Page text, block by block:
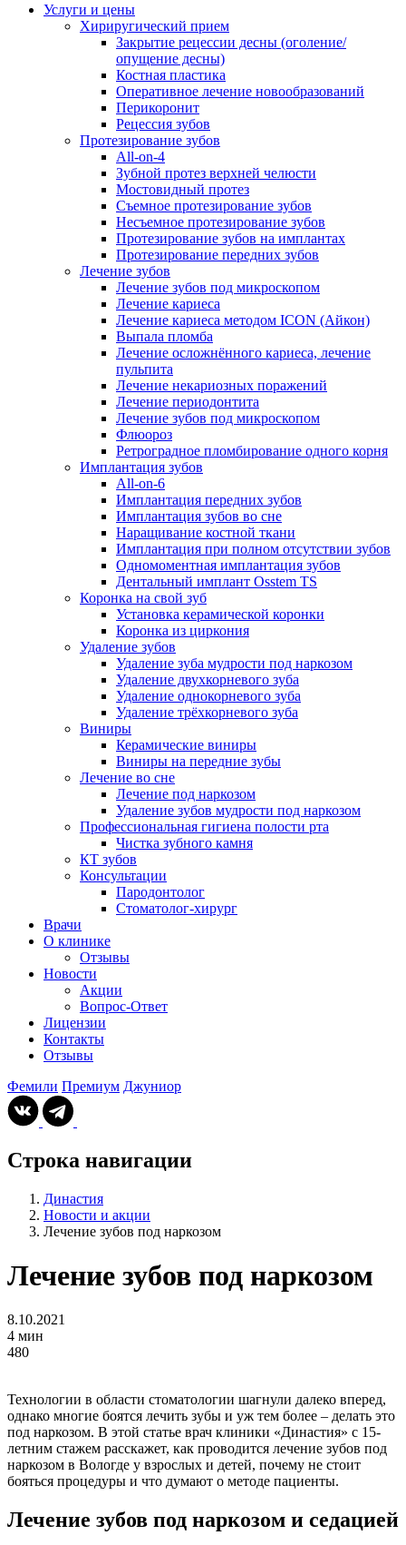
Услуги и цены
Хириругический прием
Закрытие рецессии десны (оголение/
опущение десны)
Костная пластика
Оперативное лечение новообразований
Перикоронит
Рецессия зубов
Протезирование зубов
All-on-4
Зубной протез верхней челюсти
Мостовидный протез
Съемное протезирование зубов
Несъемное протезирование зубов
Протезирование зубов на имплантах
Протезирование передних зубов
Лечение зубов
Лечение зубов под микроскопом
Лечение кариеса
Лечение кариеса методом ICON (Айкон)
Выпала пломба
Лечение осложнённого кариеса, лечение
пульпита
Лечение некариозных поражений
Лечение периодонтита
Лечение зубов под микроскопом
Флюороз
Ретроградное пломбирование одного корня
Имплантация зубов
All-on-6
Имплантация передних зубов
Имплантация зубов во сне
Наращивание костной ткани
Имплантация при полном отсутствии зубов
Одномоментная имплантация зубов
Дентальный имплант Osstem TS
Коронка на свой зуб
Установка керамической коронки
Коронка из циркония
Удаление зубов
Удаление зуба мудрости под наркозом
Удаление двухкорневого зуба
Удаление однокорневого зуба
Удаление трёхкорневого зуба
Виниры
Керамические виниры
Виниры на передние зубы
Лечение во сне
Лечение под наркозом
Удаление зубов мудрости под наркозом
Профессиональная гигиена полости рта
Чистка зубного камня
КТ зубов
Консультации
Пародонтолог
Стоматолог-хирург
Врачи
О клинике
Отзывы
Новости
Акции
Вопрос-Ответ
Лицензии
Контакты
Отзывы
Фемили Премиум Джуниор
Строка навигации
Династия
Новости и акции
Лечение зубов под наркозом
Лечение зубов под наркозом
8.10.2021
4 мин
480
Технологии в области стоматологии шагнули далеко вперед,
однако многие боятся лечить зубы и уж тем более – делать это
под наркозом. В этой статье врач клиники «Династия» с 15-
летним стажем расскажет, как проводится лечение зубов под
наркозом в Вологде у взрослых и детей, почему не стоит
бояться процедуры и что думают о методе пациенты.
Лечение зубов под наркозом и седацией